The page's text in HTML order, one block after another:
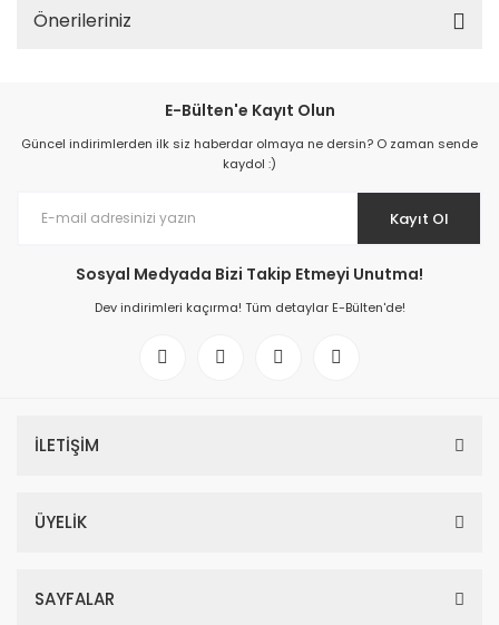
Önerileriniz
E-Bülten'e Kayıt Olun
Güncel indirimlerden ilk siz haberdar olmaya ne dersin? O zaman sende
kaydol :)
Kayıt Ol
Sosyal Medyada Bizi Takip Etmeyi Unutma!
Dev indirimleri kaçırma! Tüm detaylar E-Bülten'de!
İLETİŞİM
ÜYELİK
SAYFALAR